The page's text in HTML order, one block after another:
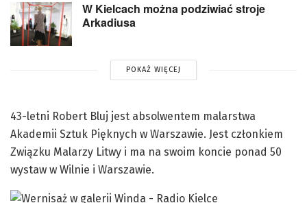
W Kielcach można podziwiać stroje
Arkadiusa
POKAŻ WIĘCEJ
43-letni Robert Bluj jest absolwentem malarstwa
Akademii Sztuk Pięknych w Warszawie. Jest członkiem
Związku Malarzy Litwy i ma na swoim koncie ponad 50
wystaw w Wilnie i Warszawie.